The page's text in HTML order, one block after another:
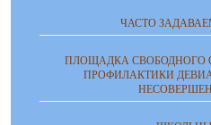
ЧАСТО
ПЛОЩАДКА СВОБОДНОГО
ПРОФИЛАКТИКИ